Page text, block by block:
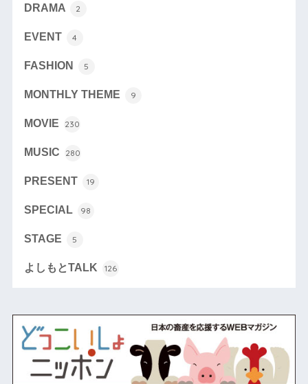
DRAMA 2
EVENT 4
FASHION 5
MONTHLY THEME 9
MOVIE 230
MUSIC 280
PRESENT 19
SPECIAL 98
STAGE 5
よしもとTALK 126